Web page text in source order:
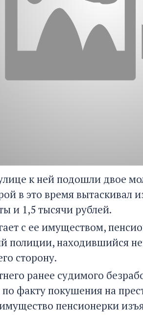
к ней подошли двое
в это время вытаскивал
и 1,5 тысячи рублей.
с ее имуществом,
полиции, находившийся
сторону.
ранее судимого
факту покушения на
пенсионерки